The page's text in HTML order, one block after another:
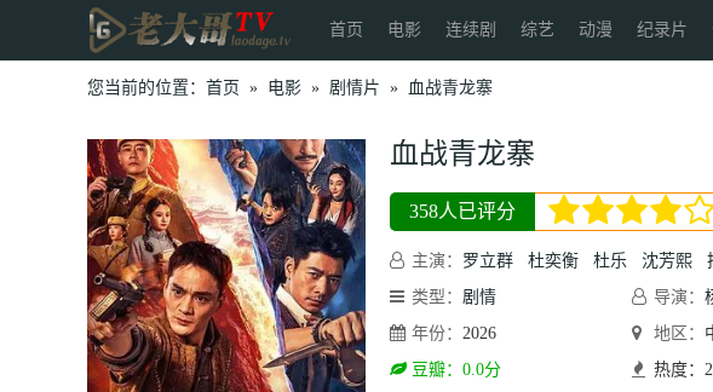
首页 电影 连续剧 综艺 动漫 纪录片
您当前的位置： 首页 » 电影 » 剧情片 » 血战青龙寨
血战青龙寨
358人已评分
主演： 罗立群 杜奕衡 杜乐 沈芳熙
类型： 剧情 导演：
年份： 2026 地区：
豆瓣：0.0分
热度：